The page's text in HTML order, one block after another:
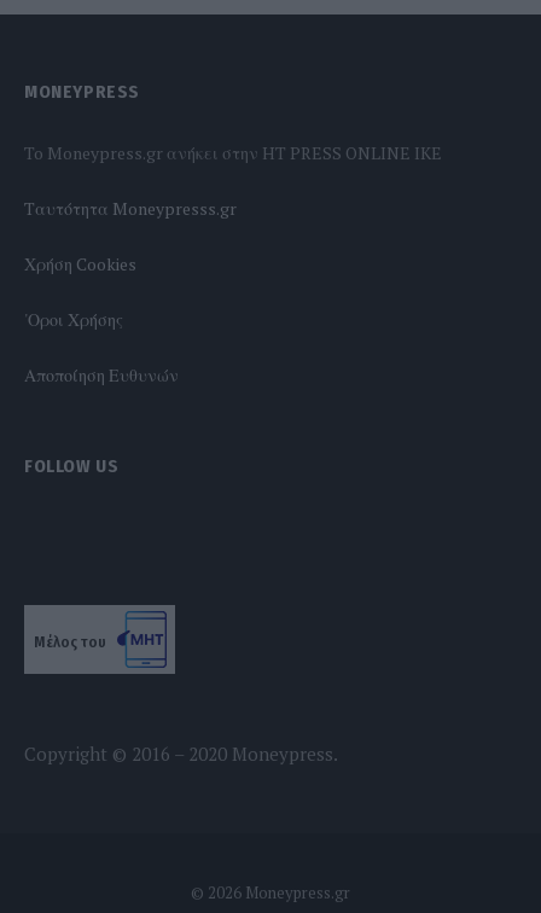
MONEYPRESS
To Moneypress.gr ανήκει στην HT PRESS ONLINE IKE
Tαυτότητα Moneypresss.gr
Χρήση Cookies
'Οροι Χρήσης
Αποποίηση Ευθυνών
FOLLOW US
Μέλος του
Copyright © 2016 – 2020 Moneypress.
© 2026 Moneypress.gr